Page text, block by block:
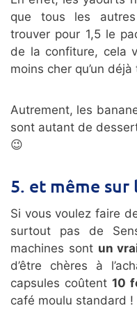
que tous les
trouver pour 1,5 le
de la confiture, cela
moins cher qu’un
Autrement, les
sont autant de
😉
5. et même sur
Si vous voulez faire
surtout pas de
machines sont un
d’être chères à
capsules coûtent10
café moulu standard !